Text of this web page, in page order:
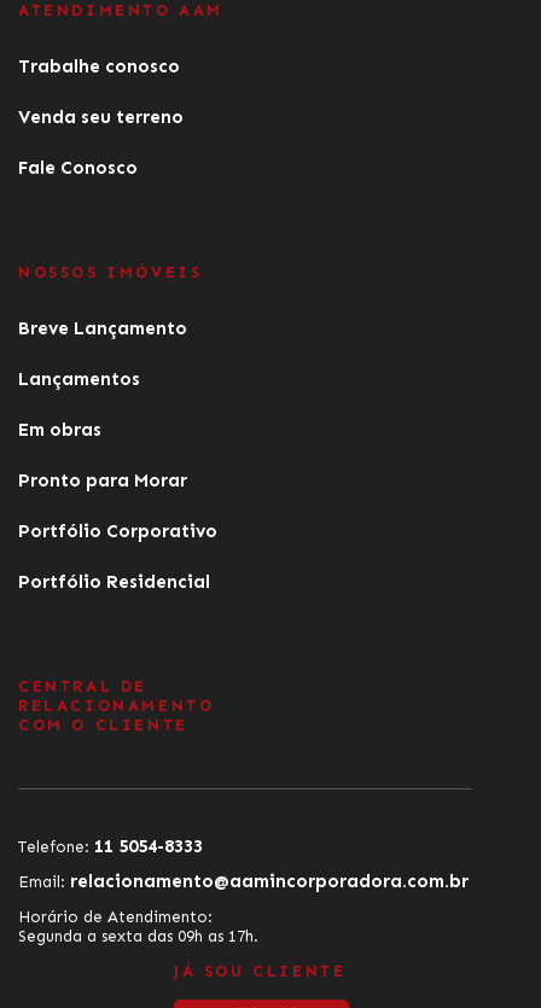
ATENDIMENTO AAM
Trabalhe conosco
Venda seu terreno
Fale Conosco
NOSSOS IMÓVEIS
Breve Lançamento
Lançamentos
Em obras
Pronto para Morar
Portfólio Corporativo
Portfólio Residencial
CENTRAL DE
RELACIONAMENTO
COM O CLIENTE
Telefone: 11 5054-8333
Email: relacionamento@aamincorporadora.com.br
Horário de Atendimento:
Segunda a sexta das 09h as 17h.
JÁ SOU CLIENTE